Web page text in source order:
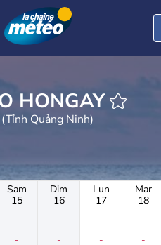
METEO HONGAY
Quảng Ninh)
Sam
15
-
Dim
16
-
Lun
17
-
Mar
18
-